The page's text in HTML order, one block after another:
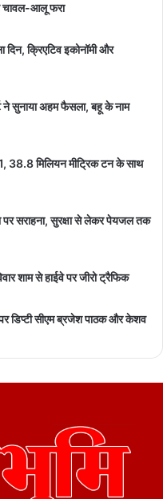
चावल-आलू फरा
क्रिएटिव इकोनॉमी और
ने सुनाया अहम फैसला, बहू के नाम
38.8 मिलियन मीट्रिक टन के साथ
पर सराहना, सुरक्षा से लेकर पेयजल तक
शाम से हाईवे पर जीरो ट्रैफिक
डिप्टी सीएम ब्रजेश पाठक और केशव